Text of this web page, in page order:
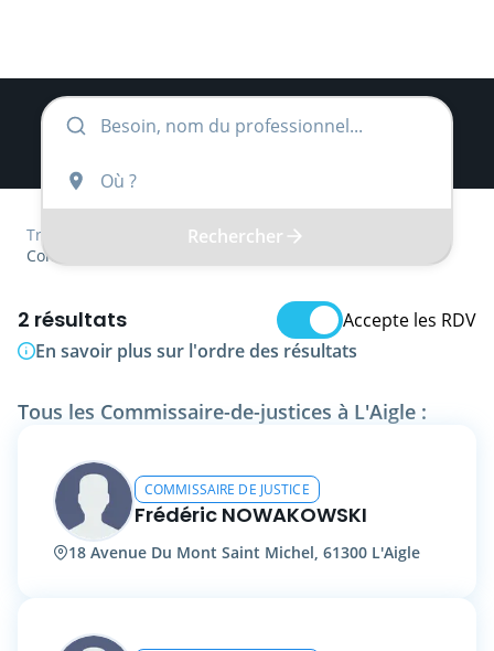
Rechercher
Trouver Normandie
Orne
Commissaire-de-justice
2 résultats
Accepte les RDV
En savoir plus sur l'ordre des résultats
Tous les Commissaire-de-justices à L'Aigle :
COMMISSAIRE DE JUSTICE
Frédéric NOWAKOWSKI
18 Avenue Du Mont Saint Michel, 61300 L'Aigle